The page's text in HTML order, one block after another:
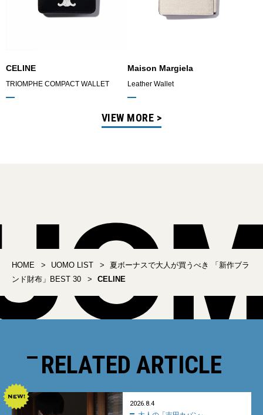
CELINE
TRIOMPHE COMPACT WALLET
Maison Margiela
Leather Wallet
VIEW MORE >
HOME UOMO LIST
夏ボーナスで大人が買うべき 「新作ブラ
ンド財布」BEST 30
CELINE
RELATED ARTICLE
2026.8.4